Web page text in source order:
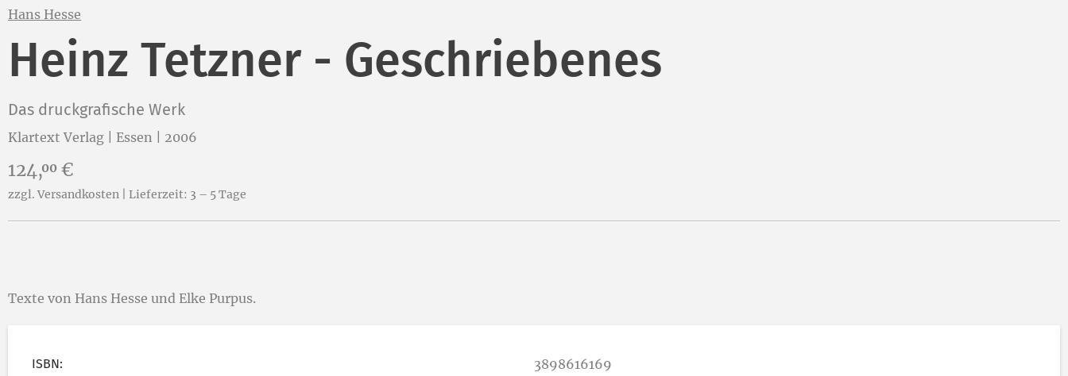
Hans Hesse
Heinz Tetzner - Geschriebenes
Das druckgrafische Werk
Klartext Verlag | Essen | 2006
Preis:
124,00 €
zzgl. Versandkosten | Lieferzeit: 3 – 5 Tage
Texte von Hans Hesse und Elke Purpus.
ISBN: 3898616169